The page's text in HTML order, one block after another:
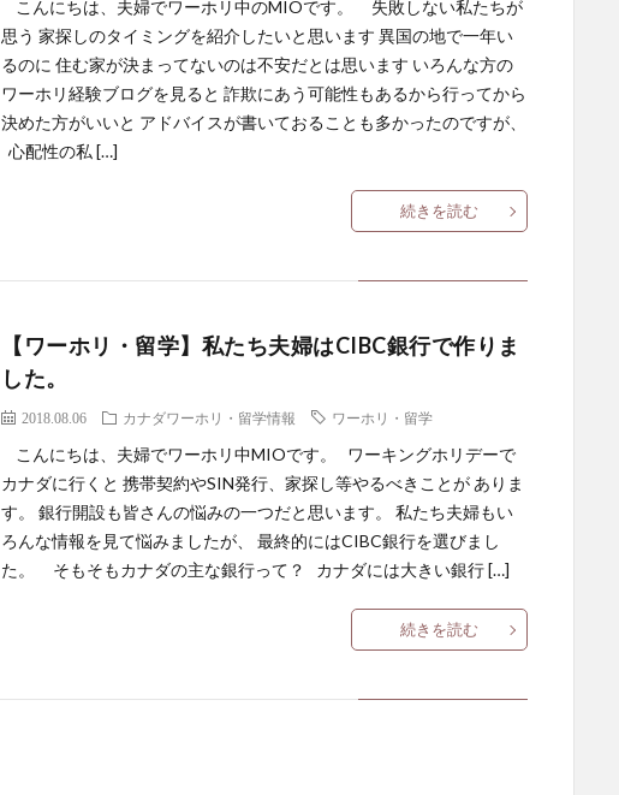
こんにちは、夫婦でワーホリ中のMIOです。 失敗しない私たちが
思う 家探しのタイミングを紹介したいと思います 異国の地で一年い
るのに 住む家が決まってないのは不安だとは思います いろんな方の
ワーホリ経験ブログを見ると 詐欺にあう可能性もあるから行ってから
決めた方がいいと アドバイスが書いておることも多かったのですが、
心配性の私 […]
続きを読む
【ワーホリ・留学】私たち夫婦はCIBC銀行で作りま
した。
2018.08.06 カナダワーホリ・留学情報 ワーホリ・留学
こんにちは、夫婦でワーホリ中MIOです。 ワーキングホリデーで
カナダに行くと 携帯契約やSIN発行、家探し等やるべきことが ありま
す。 銀行開設も皆さんの悩みの一つだと思います。 私たち夫婦もい
ろんな情報を見て悩みましたが、 最終的にはCIBC銀行を選びまし
た。 そもそもカナダの主な銀行って？ カナダには大きい銀行 […]
続きを読む